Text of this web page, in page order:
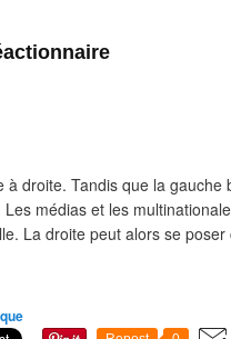
à droite. Tandis que la
médias et les
La droite peut alors se